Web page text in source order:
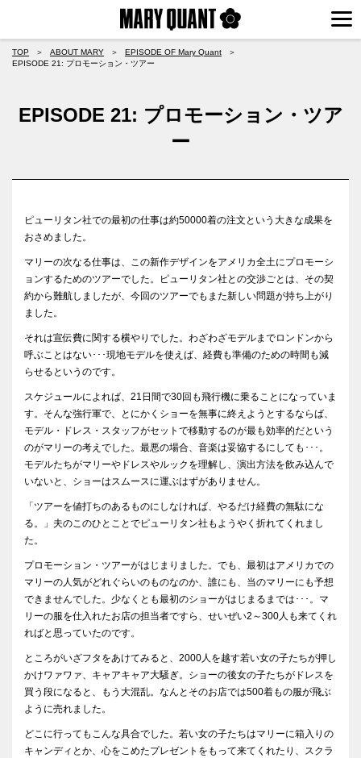
TOP ＞ ABOUT MARY ＞ EPISODE OF Mary Quant
＞
EPISODE 21: プロモーション・ツアー
EPISODE 21: プロモーション・ツア
ー
ピューリタン社での最初の仕事は約50000着の注文という大きな成果を
おさめました。
マリーの次なる仕事は、この新作デザインをアメリカ全土にプロモーシ
ョンするためのツアーでした。ピューリタン社との交渉ごとは、その契
約から難航しましたが、今回のツアーでもまた新しい問題が持ち上がり
ました。
それは宣伝費に関する横やりでした。わざわざモデルまでロンドンから
呼ぶことはない･･･現地モデルを使えば、経費も準備のための時間も減
らせるというのです。
スケジュールによれば、21日間で30回も飛行機に乗ることになっていま
す。そんな強行軍で、とにかくショーを無事に終えようとするならば、
モデル・ドレス・スタッフがセットで移動するのが最も効率的だという
のがマリーの考えでした。最悪の場合、音楽は妥協するにしても･･･。
モデルたちがマリーやドレスやルックを理解し、演出方法を飲み込んで
いないと、ショーはスムースに運ぶはずがありません。
「ツアーを値打ちのあるものにしなければ、やるだけ経費の無駄にな
る。」夫のこのひとことでピューリタン社もようやく折れてくれまし
た。
プロモーション・ツアーがはじまりました。でも、最初はアメリカでの
マリーの人気がどれぐらいのものなのか、誰にも、当のマリーにも予想
できませんでした。少なくとも最初のショーがはじまるまでは･･･。マ
リーの服を仕入れたお店の担当者ですら、せいぜい2～300人も来てくれ
ればと思っていたのです。
ところがいざフタをあけてみると、2000人を越す若い女の子たちが押し
かけワァワァ、キャアキャア大騒ぎ。ショーの後女の子たちがドレスを
買う段になると、もう大混乱。なんとそのお店では500着もの服が飛ぶ
ように売れました。
どこに行ってもこんな具合でした。若い女の子たちはマリーに箱入りの
キャンディとか、心をこめたプレゼントをもって来てくれたり、スクラ